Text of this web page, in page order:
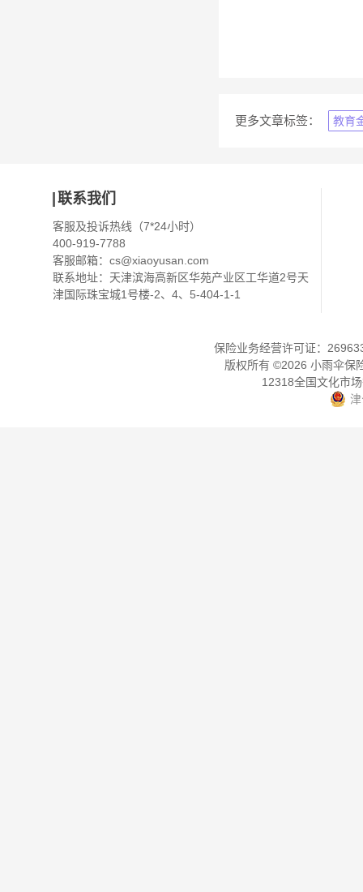
更多文章标签： 教育
联系我们
客服及投诉热线（7*24小时）
400-919-7788
客服邮箱： cs@xiaoyusan.com
联系地址：天津滨海高新区华苑产业区工华道2号天
津国际珠宝城1号楼-2、4、5-404-1-1
保险业务经营许可证：
版权所有 ©2026 小雨伞保
12318全国文化市